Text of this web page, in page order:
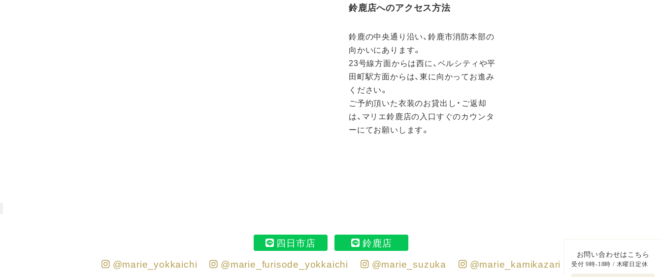
鈴鹿店へのアクセス方法
鈴鹿の中央通り沿い、鈴鹿市消防本部の
向かいにあります。
23号線方面からは西に、ベルシティや平
田町駅方面からは、東に向かってお進み
ください。
ご予約頂いた衣装のお貸出し・ご返却
は、マリエ鈴鹿店の入口すぐのカウンタ
ーにてお願いします。
お問い合わせはこちら
受付 9時-18時 / 木曜日定休
四日市店
鈴鹿店
@marie_yokkaichi
@marie_furisode_yokkaichi @marie_suzuka @marie_kamikazari